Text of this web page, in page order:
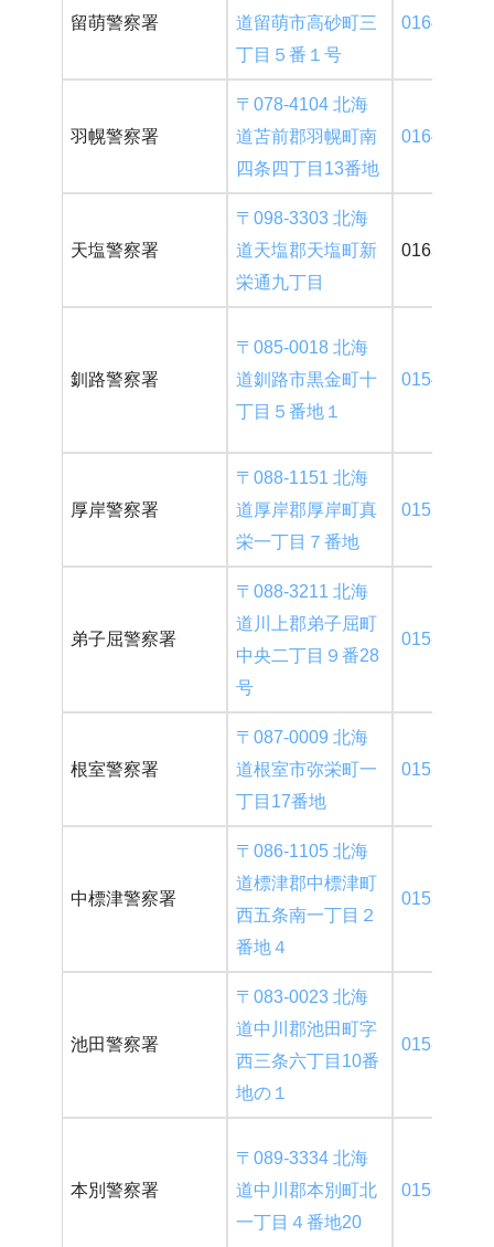
留萌警察署
道留萌市高砂町三
丁目５番１号
0164-42-
羽幌警察署
〒078-4104 北海
道苫前郡羽幌町南
四条四丁目13番地
0164-62-
天塩警察署
〒098-3303 北海
道天塩郡天塩町新
栄通九丁目
01632-2-
釧路警察署
〒085-0018 北海
道釧路市黒金町十
丁目５番地１
0154-23-
厚岸警察署
〒088-1151 北海
道厚岸郡厚岸町真
栄一丁目７番地
0153-52-
弟子屈警察署
〒088-3211 北海
道川上郡弟子屈町
中央二丁目９番28
号
015-482-
根室警察署
〒087-0009 北海
道根室市弥栄町一
丁目17番地
0153-24-
中標津警察署
〒086-1105 北海
道標津郡中標津町
西五条南一丁目２
番地４
0153-72-
池田警察署
〒083-0023 北海
道中川郡池田町字
西三条六丁目10番
地の１
015-572-
本別警察署
〒089-3334 北海
道中川郡本別町北
一丁目４番地20
0156-22-